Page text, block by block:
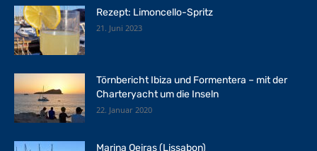
Rezept: Limoncello-Spritz
21. Juni 2023
Törnbericht Ibiza und Formentera – mit der
Charteryacht um die Inseln
22. Januar 2020
Marina Oeiras (Lissabon)